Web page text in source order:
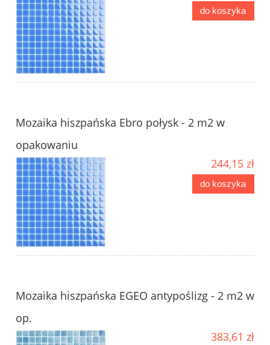
do koszyka
Mozaika hiszpańska Ebro połysk - 2 m2 w
opakowaniu
244,15 zł
do koszyka
Mozaika hiszpańska EGEO antypoślizg - 2 m2 w
op.
383,61 zł